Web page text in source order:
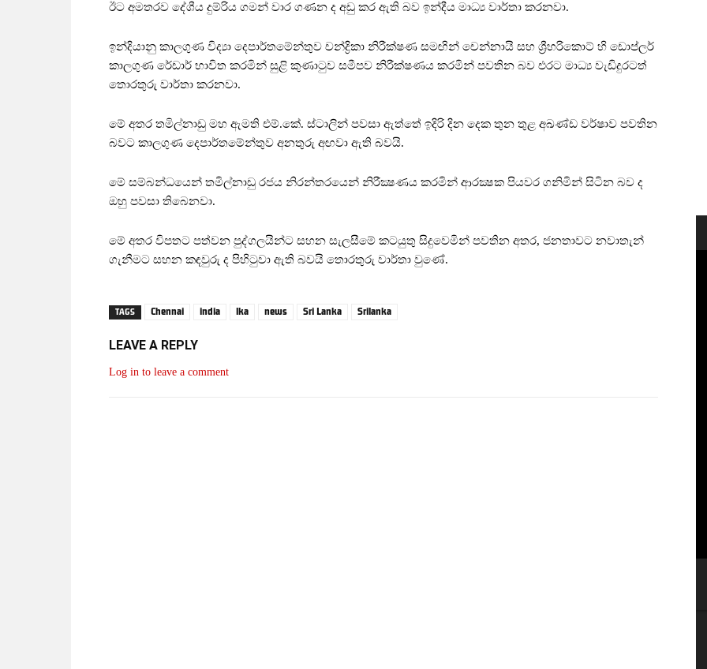
ඊට අමතරව දේශීය දුම්රිය ගමන් වාර ගණන ද අඩු කර ඇති බව ඉන්දීය මාධ්‍ය වාර්තා කරනවා.
ඉන්දියානු කාලගුණ විද්‍යා දෙපාර්තමේන්තුව චන්ද්‍රිකා නිරීක්ෂණ සමඟින් චෙන්නායි සහ ශ්‍රීහරිකොට් හි ඩොප්ලර්
කාලගුණ රේඩාර් භාවිත කරමින් සුළි කුණාටුව සමීපව නිරීක්ෂණය කරමින් පවතින බව එරට මාධ්‍ය වැඩිදුරටත්
තොරතුරු වාර්තා කරනවා.
මේ අතර තමිල්නාඩු මහ ඇමති එම්.කේ. ස්ටාලින් පවසා ඇත්තේ ඉදිරි දින දෙක තුන තුළ අඛණ්ඩ වර්ෂාව පවතින
බවට කාලගුණ දෙපාර්තමේන්තුව අනතුරු අඟවා ඇති බවයි.
මේ සම්බන්ධයෙන් තමිල්නාඩු රජය නිරන්තරයෙන් නිරීක්‍ෂණය කරමින් ආරක්‍ෂක පියවර ගනිමින් සිටින බව ද
ඔහු පවසා තිබෙනවා.
මේ අතර විපතට පත්වන පුද්ගලයින්ට සහන සැලසීමේ කටයුතු සිදුවෙමින් පවතින අතර, ජනතාවට නවාතැන්
ගැනීමට සහන කඳවුරු ද පිහිටුවා ඇති බවයි තොරතුරු වාර්තා වුණේ.
TAGS Chennai india lka news Sri Lanka Srilanka
LEAVE A REPLY
Log in to leave a comment